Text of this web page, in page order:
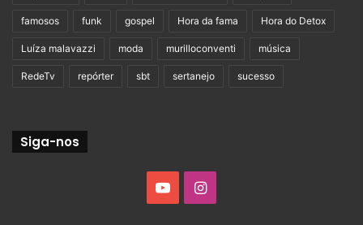
famosos funk gospel Hora da fama Hora do Detox
Luíza malavazzi moda murilloconventi música
RedeTv repórter sbt sertanejo sucesso
Siga-nos
YouTubeInstagram